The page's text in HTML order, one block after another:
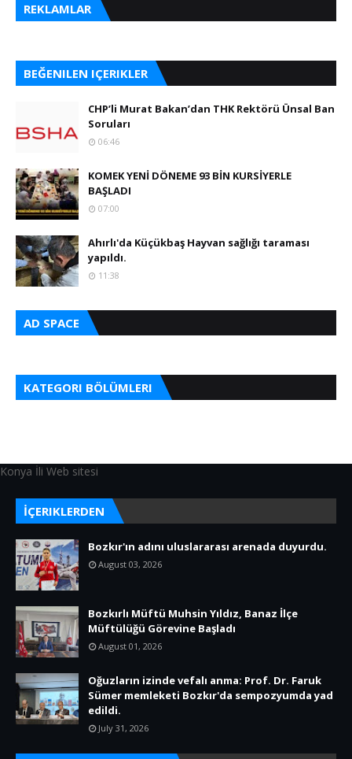
REKLAMLAR
BEĞENILEN IÇERIKLER
CHP’li Murat Bakan’dan THK Rektörü Ünsal Ban
Soruları
06:46
KOMEK YENİ DÖNEME 93 BİN KURSİYERLE
BAŞLADI
07:00
Ahırlı'da Küçükbaş Hayvan sağlığı taraması
yapıldı.
11:38
AD SPACE
KATEGORI BÖLÜMLERI
Konya İli Web sitesi
İÇERIKLERDEN
Bozkır'ın adını uluslararası arenada duyurdu.
August 03, 2026
Bozkırlı Müftü Muhsin Yıldız, Banaz İlçe
Müftülüğü Görevine Başladı
August 01, 2026
Oğuzların izinde vefalı anma: Prof. Dr. Faruk
Sümer memleketi Bozkır'da sempozyumda yad
edildi.
July 31, 2026